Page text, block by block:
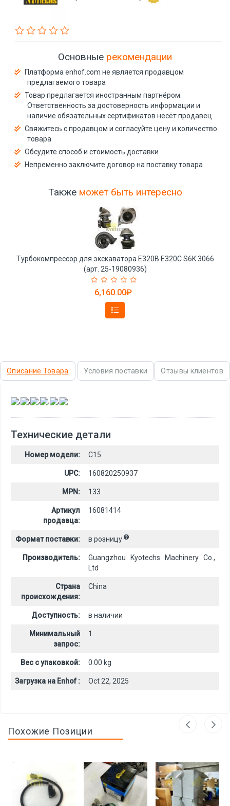
Основные рекомендации
Платформа enhof.com не является продавцом
предлагаемого товара
Товар предлагается иностранным партнёром.
Ответственность за достоверность информации и
наличие обязательных сертификатов несёт продавец
Свяжитесь с продавцом и согласуйте цену и количество
товара
Обсудите способ и стоимость доставки
Непременно заключите договор на поставку товара
Также может быть интересно
Турбокомпрессор для экскаватора E320B E320C S6K 3066
(арт. 25-19080936)
6,160.00₽
Описание Товара Условия поставки Отзывы клиентов
, , , , ,
Технические детали
Номер модели: C15
UPC: 160820250937
MPN: 133
Артикул
продавца:
16081414
Формат поставки: в розницу
Производитель:
Guangzhou Kyotechs Machinery Co.,
Ltd
Страна
происхождения:
China
Доступность: в наличии
Минимальный
запрос:
1
Вес с упаковкой: 0.00 kg
Загрузка на Enhof : Oct 22, 2025
Похожие Позиции